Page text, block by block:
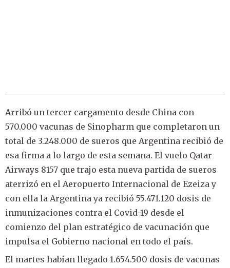
Arribó un tercer cargamento desde China con
570.000 vacunas de Sinopharm que completaron un
total de 3.248.000 de sueros que Argentina recibió de
esa firma a lo largo de esta semana. El vuelo Qatar
Airways 8157 que trajo esta nueva partida de sueros
aterrizó en el Aeropuerto Internacional de Ezeiza y
con ella la Argentina ya recibió 55.471.120 dosis de
inmunizaciones contra el Covid-19 desde el
comienzo del plan estratégico de vacunación que
impulsa el Gobierno nacional en todo el país.
El martes habían llegado 1.654.500 dosis de vacunas